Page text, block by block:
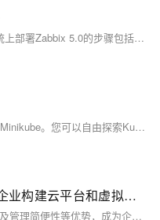
【9月更文挑战第23天】在CentOS 7系统上部署Zabbix 5.0的步骤包括：安装MariaDB数据库及必要软件包，配置Zabbix仓库，设置数据库并导入Zabbix数据库架构，配置Zabbix服务器与前端参数，启动相关服务，并通过浏览器访问Web界面完成安装向导。
至此，您已成功在CentOS上部署并使用Minikube。您可以自由探索Kubernetes的世界，熟练配置和管理Kubernetes集群。
Hyper-V的哪些性能？使其成为企业构建云平台和虚拟化环境的首选
Hyper-V凭借高效性、灵活性、高可用性及管理简便性等优势，成为企业构建云平台和虚拟化环境的首选。其微内核架构、硬件辅助虚拟化技术和动态内存管理提升了性能与资源利用率；支持多操作系统和硬件平台，具备故障转移、实时迁移功能，确保业务连续性；提供可视化管理工具和PowerShell脚本自动化，简化管理流程；与Windows Server及Azure无缝集成，降低硬件、运维和能源成本。